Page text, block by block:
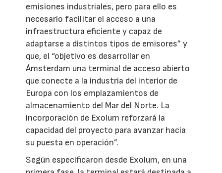
emisiones industriales, pero para ello es
necesario facilitar el acceso a una
infraestructura eficiente y capaz de
adaptarse a distintos tipos de emisores” y
que, el “objetivo es desarrollar en
Ámsterdam una terminal de acceso abierto
que conecte a la industria del interior de
Europa con los emplazamientos de
almacenamiento del Mar del Norte. La
incorporación de Exolum reforzará la
capacidad del proyecto para avanzar hacia
su puesta en operación”.
Según especificaron desde Exolum, en una